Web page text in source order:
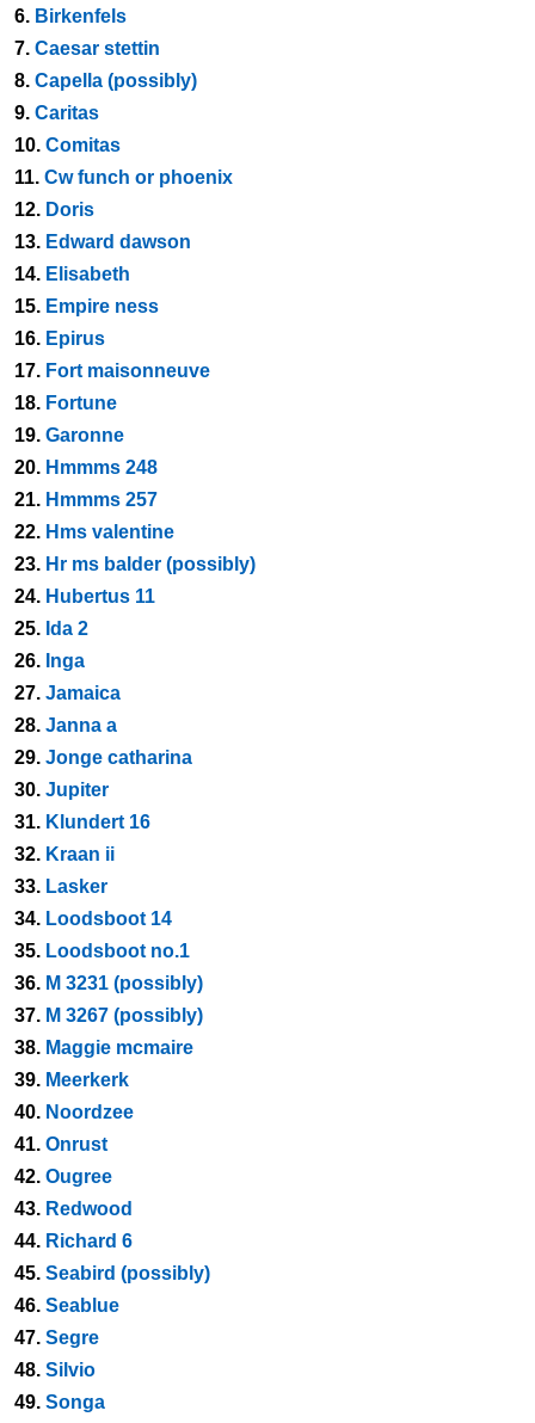
6. Birkenfels
7. Caesar stettin
8. Capella (possibly)
9. Caritas
10. Comitas
11. Cw funch or phoenix
12. Doris
13. Edward dawson
14. Elisabeth
15. Empire ness
16. Epirus
17. Fort maisonneuve
18. Fortune
19. Garonne
20. Hmmms 248
21. Hmmms 257
22. Hms valentine
23. Hr ms balder (possibly)
24. Hubertus 11
25. Ida 2
26. Inga
27. Jamaica
28. Janna a
29. Jonge catharina
30. Jupiter
31. Klundert 16
32. Kraan ii
33. Lasker
34. Loodsboot 14
35. Loodsboot no.1
36. M 3231 (possibly)
37. M 3267 (possibly)
38. Maggie mcmaire
39. Meerkerk
40. Noordzee
41. Onrust
42. Ougree
43. Redwood
44. Richard 6
45. Seabird (possibly)
46. Seablue
47. Segre
48. Silvio
49. Songa